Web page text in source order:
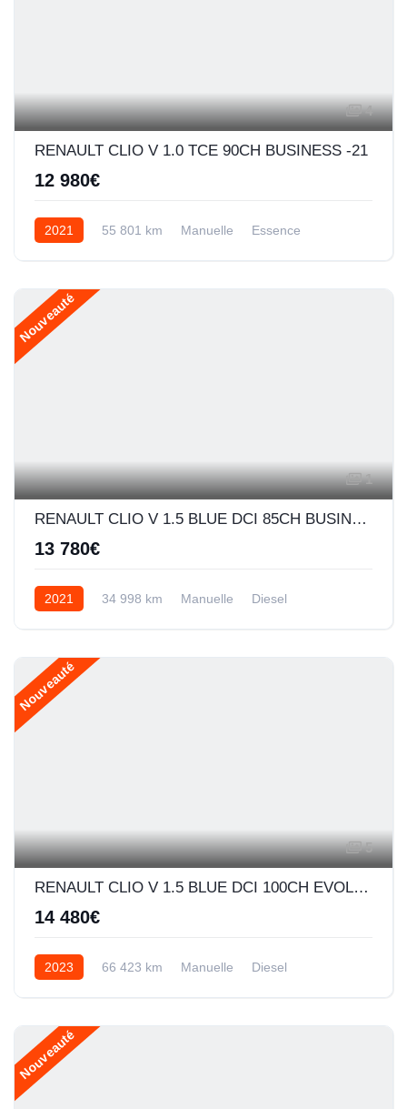
4
RENAULT CLIO V 1.0 TCE 90CH BUSINESS -21
12 980€
2021 55 801 km Manuelle Essence
Nouveauté
1
RENAULT CLIO V 1.5 BLUE DCI 85CH BUSINESS
13 780€
2021 34 998 km Manuelle Diesel
Nouveauté
5
RENAULT CLIO V 1.5 BLUE DCI 100CH EVOLUTION
14 480€
2023 66 423 km Manuelle Diesel
Nouveauté